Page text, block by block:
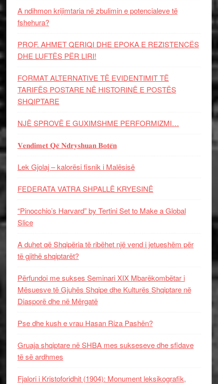
A ndihmon krijimtaria në zbulimin e potencialeve të
fshehura?
PROF. AHMET QERIQI DHE EPOKA E REZISTENCЁS
DHE LUFTЁS PЁR LIRI!
FORMAT ALTERNATIVE TË EVIDENTIMIT TË
TARIFËS POSTARE NË HISTORINË E POSTËS
SHQIPTARE
NJË SPROVË E GUXIMSHME PERFORMIZMI…
𝐕𝐞𝐧𝐝𝐢𝐦𝐞𝐭 𝐐𝐞̈ 𝐍𝐝𝐫𝐲𝐬𝐡𝐮𝐚𝐧 𝐁𝐨𝐭𝐞̈𝐧
Lek Gjolaj – kalorësi fisnik i Malësisë
FEDERATA VATRA SHPALLË KRYESINË
“Pinocchio’s Harvard” by Tertini Set to Make a Global
Slice
A duhet që Shqipëria të ribëhet një vend i jetueshëm për
të gjithë shqiptarët?
Përfundoi me sukses Seminari XIX Mbarëkombëtar i
Mësuesve të Gjuhës Shqipe dhe Kulturës Shqiptare në
Diasporë dhe në Mërgatë
Pse dhe kush e vrau Hasan Riza Pashën?
Gruaja shqiptare në SHBA mes sukseseve dhe sfidave
të së ardhmes
Fjalori i Kristoforidhit (1904): Monument leksikografik,